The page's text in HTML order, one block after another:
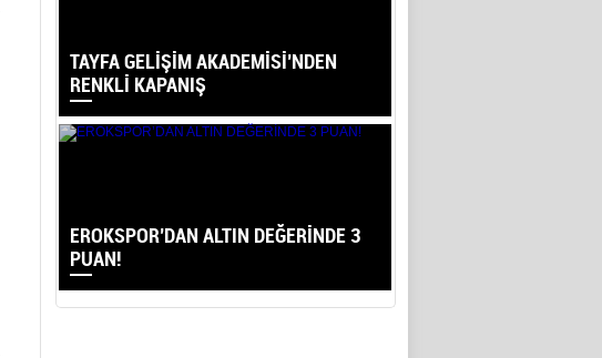
TAYFA GELİŞİM AKADEMİSİ’NDEN
RENKLİ KAPANIŞ
EROKSPOR’DAN ALTIN DEĞERİNDE 3
PUAN!